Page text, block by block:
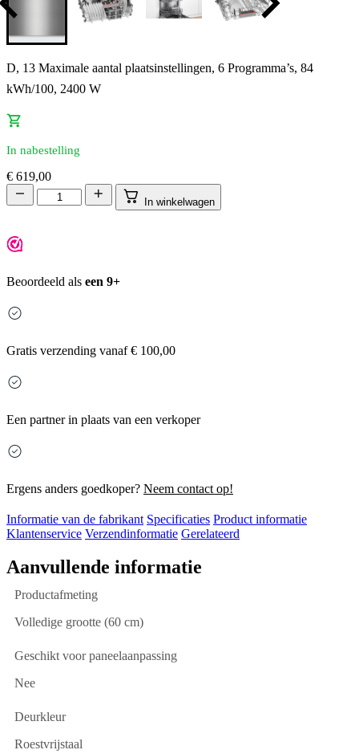
D, 13 Maximale aantal plaatsinstellingen, 6 Programma’s, 84
kWh/100, 2400 W
In nabestelling
€ 619,00
In winkelwagen
Beoordeeld als een 9+
Gratis verzending vanaf € 100,00
Een partner in plaats van een verkoper
Ergens anders goedkoper? Neem contact op!
Informatie van de fabrikant Specificaties Product informatie
Klantenservice Verzendinformatie Gerelateerd
Aanvullende informatie
Productafmeting
Volledige grootte (60 cm)
Geschikt voor paneelaanpassing
Nee
Deurkleur
Roestvrijstaal